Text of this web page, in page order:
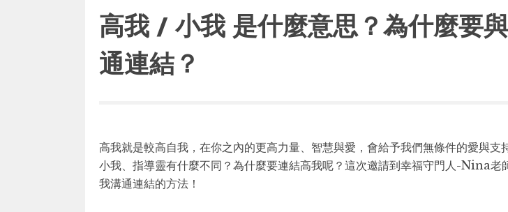
高我 / 小我 是什麼意思？為什麼要
通連結？
高我就是較高自我，在你之內的更高力量、智慧與愛，會給予我們無條件的愛與支
小我、指導靈有什麼不同？為什麼要連結高我呢？這次邀請到幸福守門人-Nina老
我溝通連結的方法！